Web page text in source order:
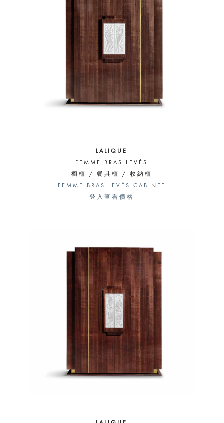
LALIQUE
FEMME BRAS LEVÉS
櫥櫃 / 餐具櫃 / 收納櫃
FEMME BRAS LEVÉS CABINET
登入查看價格